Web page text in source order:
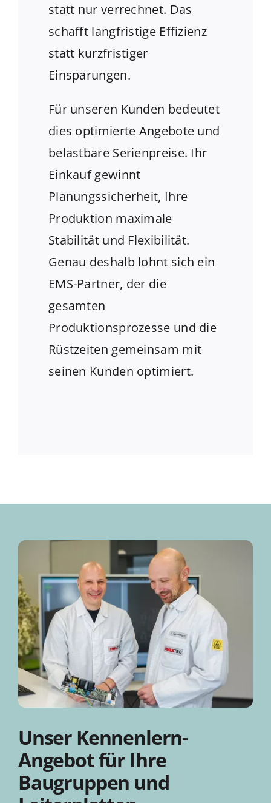
statt nur verrechnet. Das
schafft langfristige Effizienz
statt kurzfristiger
Einsparungen.
Für unseren Kunden bedeutet
dies optimierte Angebote und
belastbare Serienpreise. Ihr
Einkauf gewinnt
Planungssicherheit, Ihre
Produktion maximale
Stabilität und Flexibilität.
Genau deshalb lohnt sich ein
EMS-Partner, der die
gesamten
Produktionsprozesse und die
Rüstzeiten gemeinsam mit
seinen Kunden optimiert.
Unser Kennenlern-
Angebot für Ihre
Baugruppen und